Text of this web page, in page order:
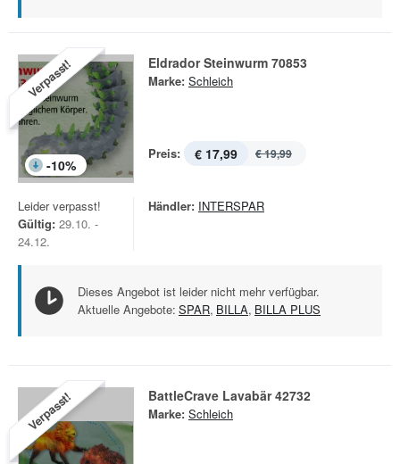
Verpasst!
-10%
Eldrador Steinwurm 70853
Marke: Schleich
Preis: € 17,99 € 19,99
Leider verpasst!
Gültig: 29.10. -
24.12.
Händler: INTERSPAR
Dieses Angebot ist leider nicht mehr verfügbar.
Aktuelle Angebote: SPAR, BILLA, BILLA PLUS
Verpasst! BattleCrave Lavabär 42732
Marke: Schleich